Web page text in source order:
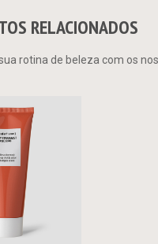
RELACIONADOS
rotina de beleza com os